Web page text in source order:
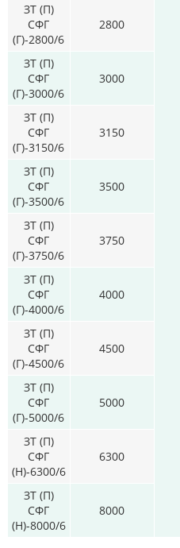
ЗТ (П)
СФГ
(Г)-2800/6
2800
ЗТ (П)
СФГ
(Г)-3000/6
3000
ЗТ (П)
СФГ
(Г)-3150/6
3150
ЗТ (П)
СФГ
(Г)-3500/6
3500
ЗТ (П)
СФГ
(Г)-3750/6
3750
ЗТ (П)
СФГ
(Г)-4000/6
4000
ЗТ (П)
СФГ
(Г)-4500/6
4500
ЗТ (П)
СФГ
(Г)-5000/6
5000
ЗТ (П)
СФГ
(Н)-6300/6
6300
ЗТ (П)
СФГ
(Н)-8000/6
8000